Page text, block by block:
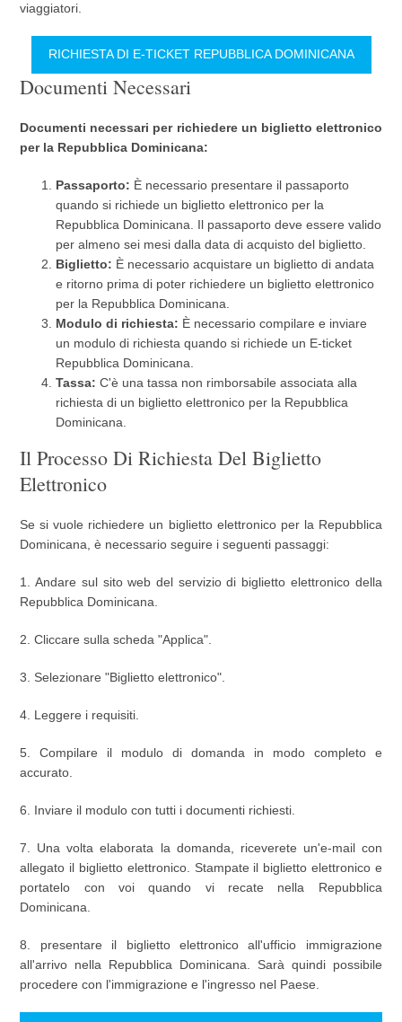
viaggiatori.
RICHIESTA DI E-TICKET REPUBBLICA DOMINICANA
Documenti Necessari
Documenti necessari per richiedere un biglietto elettronico
per la Repubblica Dominicana:
Passaporto: È necessario presentare il passaporto
quando si richiede un biglietto elettronico per la
Repubblica Dominicana. Il passaporto deve essere valido
per almeno sei mesi dalla data di acquisto del biglietto.
Biglietto: È necessario acquistare un biglietto di andata
e ritorno prima di poter richiedere un biglietto elettronico
per la Repubblica Dominicana.
Modulo di richiesta: È necessario compilare e inviare
un modulo di richiesta quando si richiede un E-ticket
Repubblica Dominicana.
Tassa: C'è una tassa non rimborsabile associata alla
richiesta di un biglietto elettronico per la Repubblica
Dominicana.
Il Processo Di Richiesta Del Biglietto
Elettronico
Se si vuole richiedere un biglietto elettronico per la Repubblica
Dominicana, è necessario seguire i seguenti passaggi:
1. Andare sul sito web del servizio di biglietto elettronico della
Repubblica Dominicana.
2. Cliccare sulla scheda "Applica".
3. Selezionare "Biglietto elettronico".
4. Leggere i requisiti.
5. Compilare il modulo di domanda in modo completo e
accurato.
6. Inviare il modulo con tutti i documenti richiesti.
7. Una volta elaborata la domanda, riceverete un'e-mail con
allegato il biglietto elettronico. Stampate il biglietto elettronico e
portatelo con voi quando vi recate nella Repubblica
Dominicana.
8. presentare il biglietto elettronico all'ufficio immigrazione
all'arrivo nella Repubblica Dominicana. Sarà quindi possibile
procedere con l'immigrazione e l'ingresso nel Paese.